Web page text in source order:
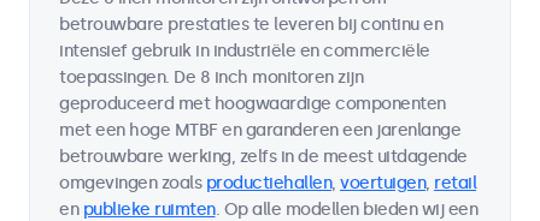
betrouwbare prestaties te leveren bij continu en
intensief gebruik in industriële en commerciële
toepassingen. De 8 inch monitoren zijn
geproduceerd met hoogwaardige componenten
met een hoge MTBF en garanderen een jarenlange
betrouwbare werking, zelfs in de meest uitdagende
omgevingen zoals productiehallen, voertuigen, retail
en publieke ruimten. Op alle modellen bieden wij een